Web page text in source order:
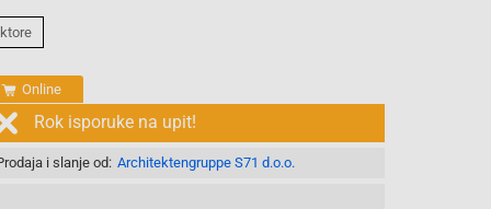
Online
Rok isporuke na upit!
i slanje od: Architektengruppe S71 d.o.o.